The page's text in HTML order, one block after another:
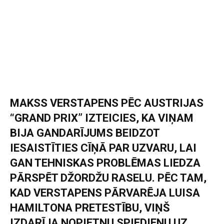
MAKSS VERSTAPENS PĒC AUSTRIJAS
“GRAND PRIX” IZTEICIES, KA VIŅAM
BIJA GANDARĪJUMS BEIDZOT
IESAISTĪTIES CĪŅĀ PAR UZVARU, LAI
GAN TEHNISKAS PROBLĒMAS LIEDZA
PĀRSPĒT DŽORDŽU RASELU. PĒC TAM,
KAD VERSTAPENS PĀRVARĒJA LUISA
HAMILTONA PRETESTĪBU, VIŅŠ